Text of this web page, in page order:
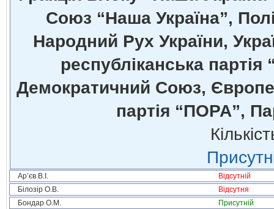
Союз “Наша Україна”,
Народний Рух України,
республіканська
Демократичний Союз,
партія “ПОРА”,
Ар’єв В.І.
Відсутній
Білозір О.В.
Відсутня
Бондар О.М.
Присутній